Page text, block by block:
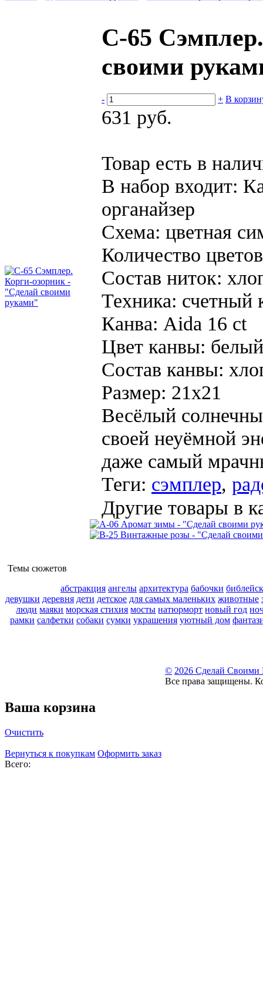
С-65
своими
- + В
631 руб.
Товар есть в
В набор входит:
органайзер
Схема: цветная
Количество
Состав ниток:
Техника: счетный
Канва: Aida 16 ct
Цвет канвы: белый
Состав канвы:
Размер: 21х21
Весёлый
своей неуёмной
даже самый
Теги: сэмплер,
Другие товары в
Темы сюжетов
абстракция ангелы архитектура бабочки
девушки деревня дети детское для самых маленьких животные
люди маяки морская стихия мосты натюрморт новый год
рамки салфетки собаки сумки украшения уютный дом
© 2026 Сделай Своими
Все права защищены.
Ваша корзина
Очистить
Вернуться к покупкам Оформить заказ
Всего: